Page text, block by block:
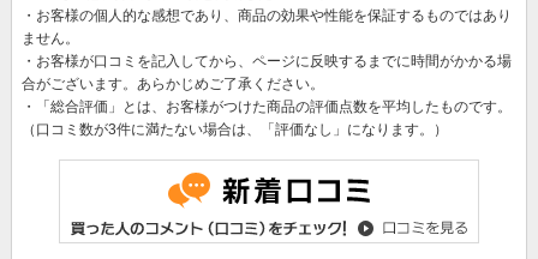
・お客様の個人的な感想であり、商品の効果や性能を保証するものではあり
ません。
・お客様が口コミを記入してから、ページに反映するまでに時間がかかる場
合がございます。あらかじめご了承ください。
・「総合評価」とは、お客様がつけた商品の評価点数を平均したものです。
（口コミ数が3件に満たない場合は、「評価なし」になります。）